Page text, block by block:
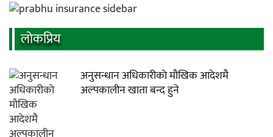
लाेकप्रिय
अनुसन्धान अधिकारीकाे माैखिक आदेशमै
अल्पकालीन खाता बन्द हुने